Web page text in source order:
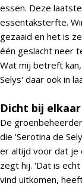
essen. Deze
essentaksterfte.
gezaaid en het is
één geslacht neer
Wat mij betreft
Selys' daar ook in
Dicht bij elkaar
De
die 'Serotina de
er altijd voor dat je
zegt hij. 'Dat is
vind uitkomen,